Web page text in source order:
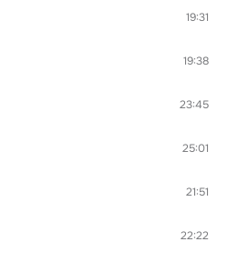
19:31
19:38
23:45
25:01
21:51
22:22